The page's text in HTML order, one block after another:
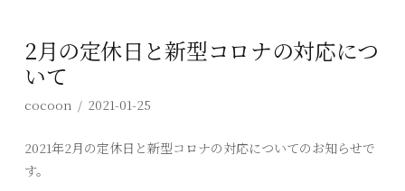
2月の定休日と新型コロナの対応につ
いて
cocoon 2021-01-25
2021年2月の定休日と新型コロナの対応についてのお知らせで
す。